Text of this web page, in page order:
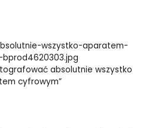
absolutnie wszystko
cyfrowym”